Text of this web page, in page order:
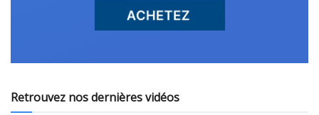
Retrouvez nos dernières vidéos